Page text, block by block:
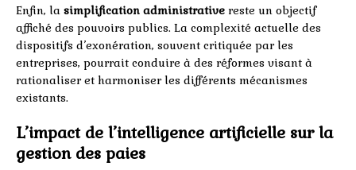
Enfin, la simplification administrative reste un objectif
affiché des pouvoirs publics. La complexité actuelle des
dispositifs d’exonération, souvent critiquée par les
entreprises, pourrait conduire à des réformes visant à
rationaliser et harmoniser les différents mécanismes
existants.
L’impact de l’intelligence artificielle sur la
gestion des paies